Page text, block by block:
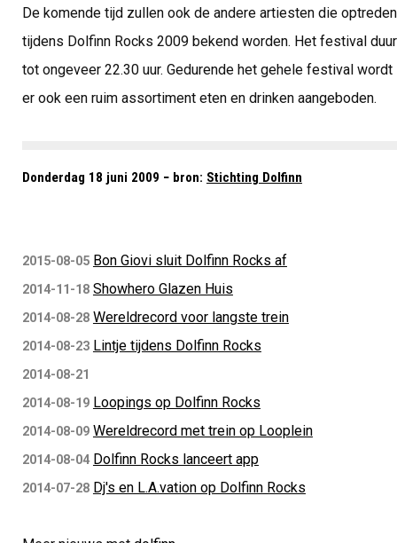
De komende tijd zullen ook de andere artiesten die optreden
tijdens Dolfinn Rocks 2009 bekend worden. Het festival
tot ongeveer 22.30 uur. Gedurende het gehele festival wordt
er ook een ruim assortiment eten en drinken aangeboden.
Donderdag 18 juni 2009 − bron: Stichting Dolfinn
2015-08-05 Bon Giovi sluit Dolfinn Rocks af
2014-11-18 Showhero Glazen Huis
2014-08-28 Wereldrecord voor langste trein
2014-08-23 Lintje tijdens Dolfinn Rocks
2014-08-21
2014-08-19 Loopings op Dolfinn Rocks
2014-08-09 Wereldrecord met trein op Looplein
2014-08-04 Dolfinn Rocks lanceert app
2014-07-28 Dj's en L.A.vation op Dolfinn Rocks